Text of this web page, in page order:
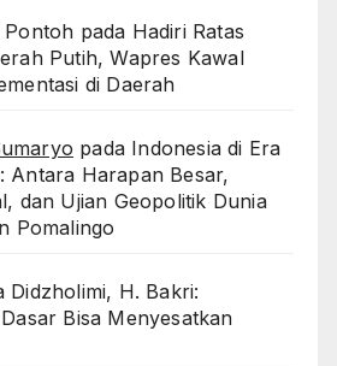
Pontoh pada Hadiri Ratas
Putih, Wapres Kawal
di Daerah
pada Indonesia di Era
Antara Harapan Besar,
dan Ujian Geopolitik Dunia
Pomalingo
Didzholimi, H. Bakri:
Bisa Menyesatkan